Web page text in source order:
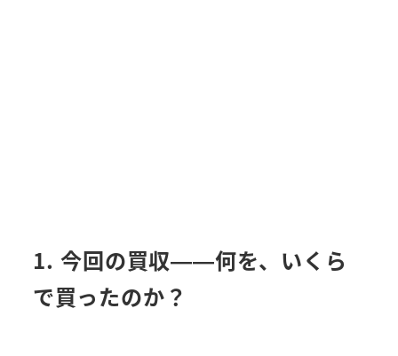
1. 今回の買収——何を、いくら
で買ったのか？